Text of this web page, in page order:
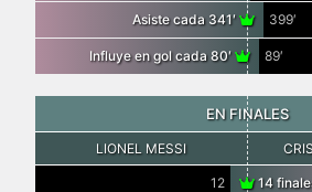
Asiste cada 341′ 399′
Influye en gol cada 80′ 89′
EN FINALES
LIONEL MESSI
12 14